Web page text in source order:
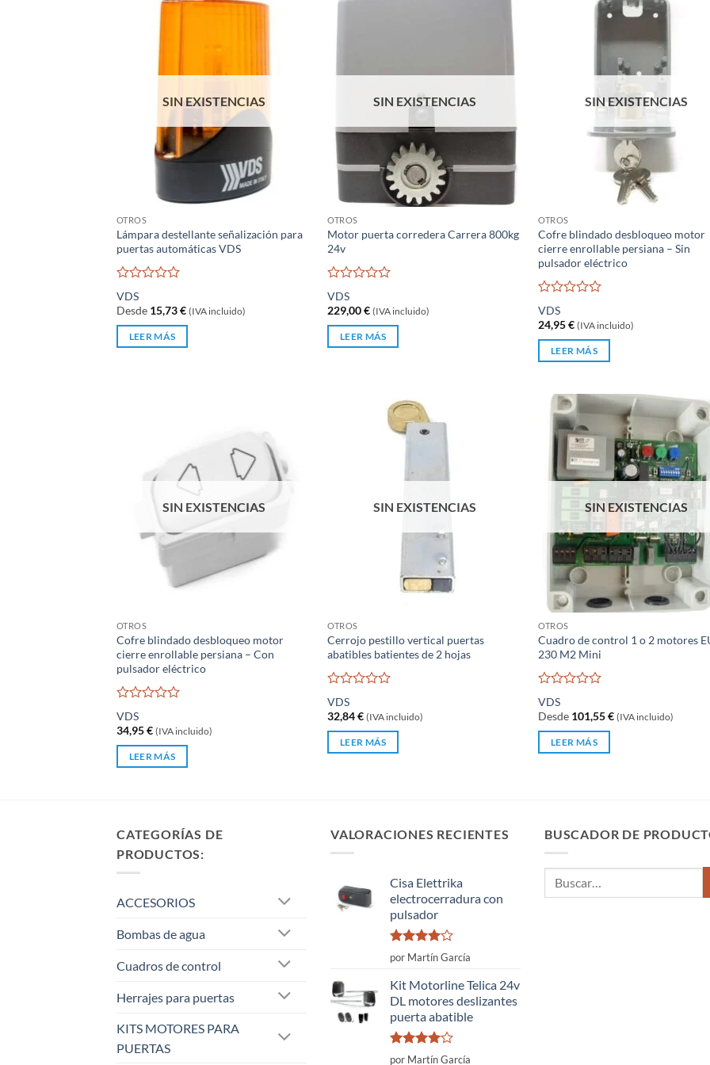
SIN EXISTENCIAS
OTROS
Lámpara destellante señalización para
puertas automáticas VDS
Valorado
con
0
de
VDS
Desde 15,73€ (IVA incluido)
LEER MÁS
SIN EXISTENCIAS
OTROS
Motor puerta corredera Carrera 800kg
24v
Valorado
con
0
de
VDS
229,00€ (IVA incluido)
LEER MÁS
SIN EXISTENCIAS
OTROS
Cofre blindado desbloqueo motor
cierre enrollable persiana – Sin
pulsador eléctrico
Valorado
con
0
de
VDS
24,95€ (IVA incluido)
LEER MÁS
SIN EXISTENCIAS
OTROS
Cofre blindado desbloqueo motor
cierre enrollable persiana – Con
pulsador eléctrico
Valorado
con
0
de
VDS
34,95€ (IVA incluido)
LEER MÁS
SIN EXISTENCIAS
OTROS
Cerrojo pestillo vertical puertas
abatibles batientes de 2 hojas
Valorado
con
0
de
VDS
32,84€ (IVA incluido)
LEER MÁS
SIN EXISTENCIAS
OTROS
Cuadro de control 1 o 2 motores
230 M2 Mini
Valorado
con
0
de
VDS
Desde 101,55€ (IVA incluido)
LEER MÁS
CATEGORÍAS DE
PRODUCTOS:
ACCESORIOS
Bombas de agua
Cuadros de control
Herrajes para puertas
KITS MOTORES PARA
PUERTAS
VALORACIONES RECIENTES
Cisa Elettrika
electrocerradura con
pulsador
Valorado
con
5
por Martín García
Kit Motorline Telica 24v
DL motores deslizantes
puerta abatible
Valorado
por Martín García
BUSCADOR DE
Buscar
por: